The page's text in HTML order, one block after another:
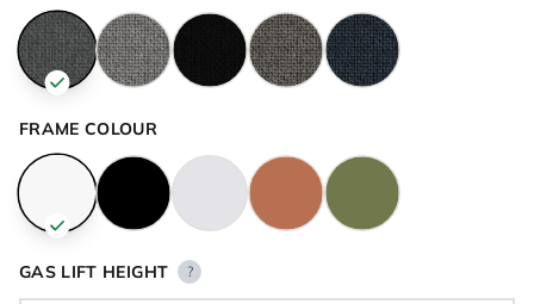
FRAME COLOUR
GAS LIFT HEIGHT ?